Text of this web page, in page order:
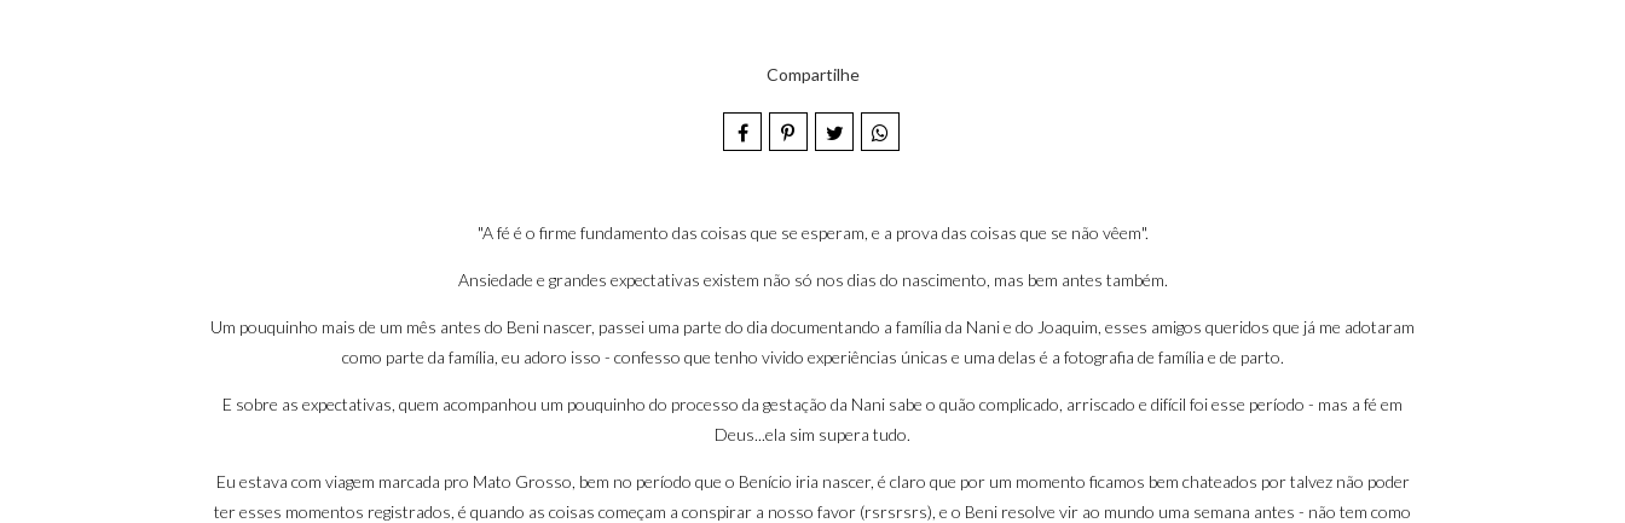
Compartilhe
"A fé é o firme fundamento das coisas que se esperam, e a prova das coisas que se não vêem".
Ansiedade e grandes expectativas existem não só nos dias do nascimento, mas bem antes também.
Um pouquinho mais de um mês antes do Beni nascer, passei uma parte do dia documentando a família da Nani e do Joaquim, esses amigos queridos que já me adotaram
como parte da família, eu adoro isso - confesso que tenho vivido experiências únicas e uma delas é a fotografia de família e de parto.
E sobre as expectativas, quem acompanhou um pouquinho do processo da gestação da Nani sabe o quão complicado, arriscado e difícil foi esse período - mas a fé em
Deus...ela sim supera tudo.
Eu estava com viagem marcada pro Mato Grosso, bem no período que o Benício iria nascer, é claro que por um momento ficamos bem chateados por talvez não poder
ter esses momentos registrados, é quando as coisas começam a conspirar a nosso favor (rsrsrsrs), e o Beni resolve vir ao mundo uma semana antes - não tem como